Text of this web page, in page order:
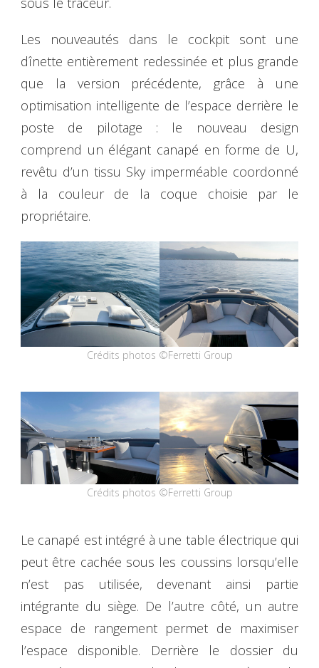
Les nouveautés dans le cockpit sont une
dînette entièrement redessinée et plus grande
que la version précédente, grâce à une
optimisation intelligente de l’espace derrière le
poste de pilotage : le nouveau design
comprend un élégant canapé en forme de U,
revêtu d’un tissu Sky imperméable coordonné
à la couleur de la coque choisie par le
propriétaire.
Crédits photos ©Ferretti Group
Crédits photos ©Ferretti Group
Le canapé est intégré à une table électrique qui
peut être cachée sous les coussins lorsqu’elle
n’est pas utilisée, devenant ainsi partie
intégrante du siège. De l’autre côté, un autre
espace de rangement permet de maximiser
l’espace disponible. Derrière le dossier du